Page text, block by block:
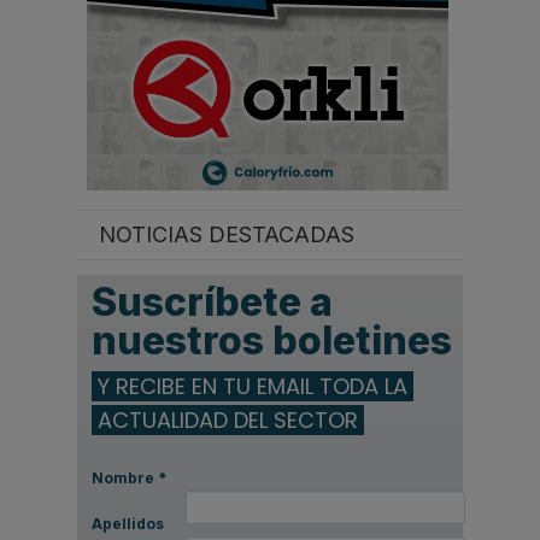
NOTICIAS DESTACADAS
Suscríbete a
nuestros boletines
Y RECIBE EN TU EMAIL TODA LA
ACTUALIDAD DEL SECTOR
Nombre *
Apellidos